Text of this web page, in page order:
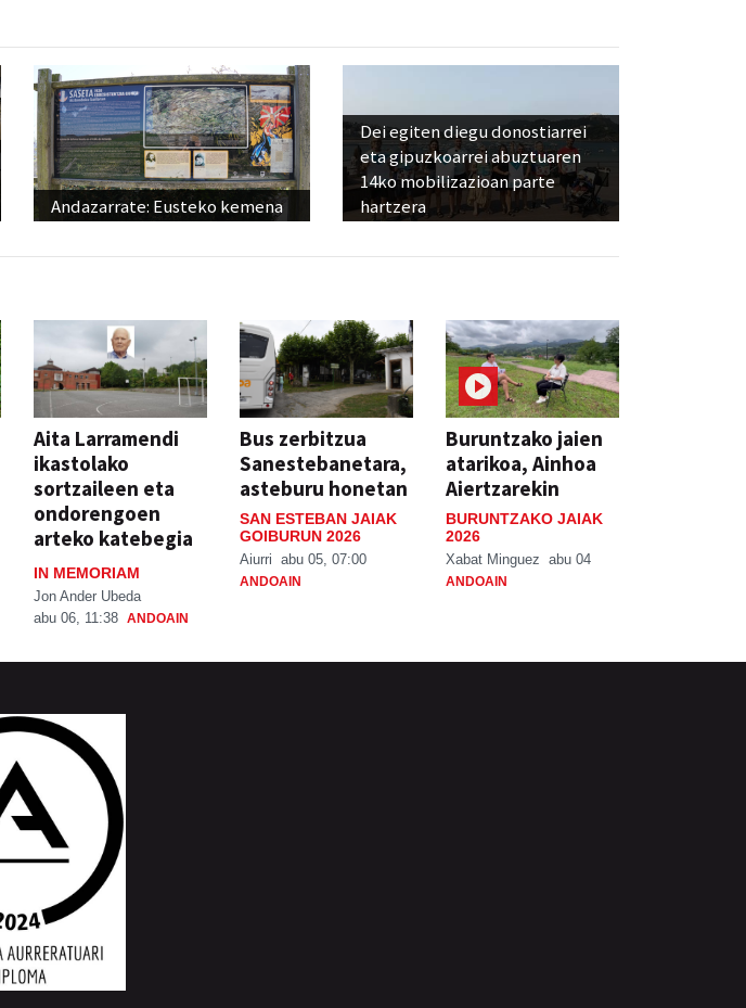
Andazarrate: Eusteko kemena
Dei egiten diegu donostiarrei
eta gipuzkoarrei abuztuaren
14ko mobilizazioan parte
hartzera
Aita Larramendi
ikastolako
sortzaileen eta
ondorengoen
arteko katebegia
IN MEMORIAM
Jon Ander Ubeda
abu 06, 11:38 ANDOAIN
Bus zerbitzua
Sanestebanetara,
asteburu honetan
SAN ESTEBAN JAIAK
GOIBURUN 2026
Aiurri abu 05, 07:00
ANDOAIN
Buruntzako jaien
atarikoa, Ainhoa
Aiertzarekin
BURUNTZAKO JAIAK
2026
Xabat Minguez abu 04
ANDOAIN